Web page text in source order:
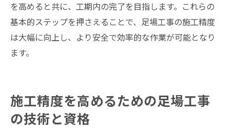
を高めると共に、工期内の完了を目指します。これらの
基本的ステップを押さえることで、足場工事の施工精度
は大幅に向上し、より安全で効率的な作業が可能となり
ます。
施工精度を高めるための足場工事
の技術と資格